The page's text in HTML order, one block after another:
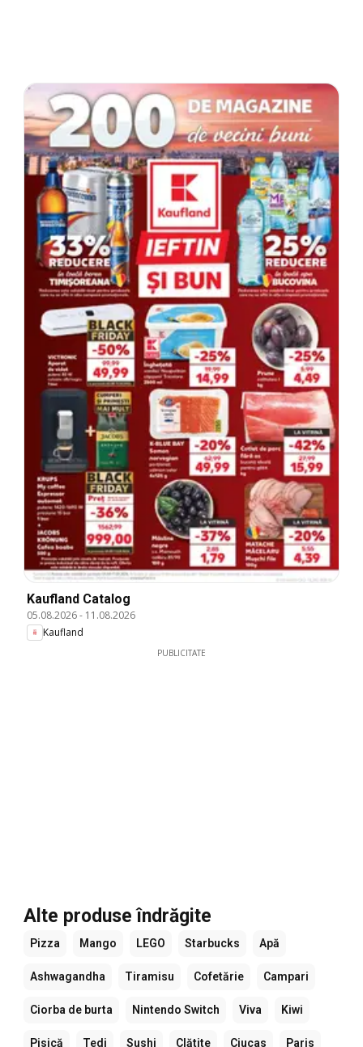
Kaufland Catalog
05.08.2026- 11.08.2026
Kaufland
PUBLICITATE
Alte produse îndrăgite
Pizza Mango LEGO Starbucks Apă
Ashwagandha Tiramisu Cofetărie Campari
Ciorba de burta Nintendo Switch Viva Kiwi
Pisică Tedi Sushi Clătite Ciucas Paris